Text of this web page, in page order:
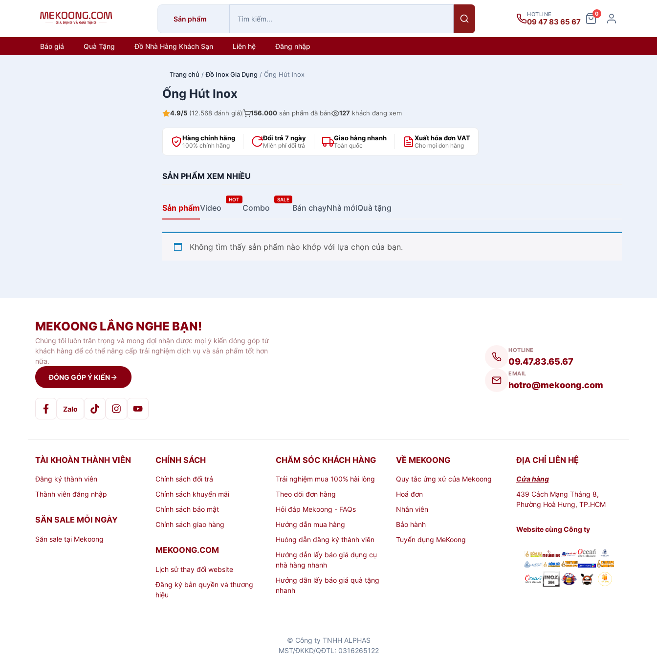
Sản phẩm
HOTLINE
09 47 83 65 67
0
Báo giá Quà Tặng Đồ Nhà Hàng Khách Sạn Liên hệ Đăng nhập
Trang chủ /Đồ Inox Gia Dụng / Ống Hút Inox
Ống Hút Inox
4.9/5 (12.568 đánh giá) 156.000 sản phẩm đã bán 127 khách đang xem
Hàng chính hãng
100% chính hãng
Đổi trả 7 ngày
Miễn phí đổi trả
Giao hàng nhanh
Toàn quốc
Xuất hóa đơn VAT
Cho mọi đơn hàng
SẢN PHẨM XEM NHIỀU
Sản phẩmVideo
HOT
Combo
SALE
Bán chạyNhà mớiQuà tặng
Không tìm thấy sản phẩm nào khớp với lựa chọn của bạn.
MEKOONG LẮNG NGHE BẠN!
Chúng tôi luôn trân trọng và mong đợi nhận được mọi ý kiến đóng góp từ
khách hàng để có thể nâng cấp trải nghiệm dịch vụ và sản phẩm tốt hơn
nữa.
ĐÓNG GÓP Ý KIẾN
Zalo
HOTLINE
09.47.83.65.67
EMAIL
hotro@mekoong.com
TÀI KHOÀN THÀNH VIÊN
Đăng ký thành viên
Thành viên đăng nhập
SĂN SALE MỖI NGÀY
Săn sale tại Mekoong
CHÍNH SÁCH
Chính sách đổi trả
Chính sách khuyến mãi
Chính sách bảo mật
Chính sách giao hàng
MEKOONG.COM
Lịch sử thay đổi website
Đăng ký bản quyền và thương
hiệu
CHĂM SÓC KHÁCH HÀNG
Trải nghiệm mua 100% hài lòng
Theo dõi đơn hàng
Hỏi đáp Mekoong - FAQs
Hướng dẫn mua hàng
Huóng dẫn đăng ký thành viên
Hướng dẫn lấy báo giá dụng cụ
nhà hàng nhanh
Hướng dẫn lấy báo giá quà tặng
nhanh
VỀ MEKOONG
Quy tắc ứng xử của Mekoong
Hoá đơn
Nhân viên
Bảo hành
Tuyển dụng MeKoong
ĐỊA CHỈ LIÊN HỆ
Cửa hàng
439 Cách Mạng Tháng 8,
Phường Hoà Hưng, TP.HCM
Website cùng Công ty
© Công ty TNHH ALPHAS
MST/ĐKKD/QĐTL: 0316265122